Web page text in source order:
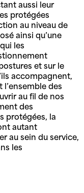
aussi leur
protégées
au niveau de
ainsi qu’une
les
et sur le
accompagnent,
l’ensemble des
au fil de nos
des
protégées, la
autant
au sein du service,
les